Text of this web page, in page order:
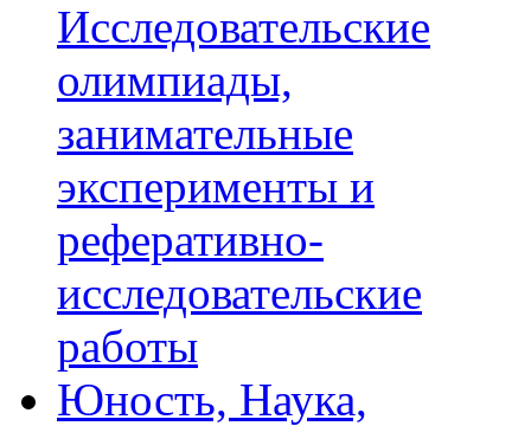
Исследовательские
олимпиады,
занимательные
эксперименты и
реферативно-
исследовательские
работы
Юность, Наука,